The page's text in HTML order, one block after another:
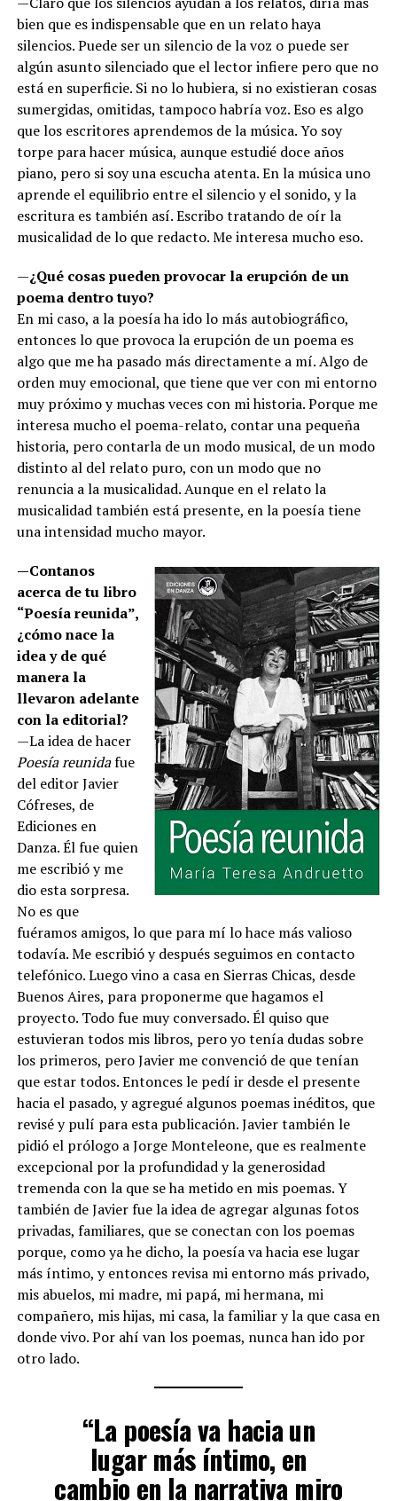
bien que es indispensable que en un relato haya
silencios. Puede ser un silencio de la voz o puede ser
algún asunto silenciado que el lector infiere pero que no
está en superficie. Si no lo hubiera, si no existieran cosas
sumergidas, omitidas, tampoco habría voz. Eso es algo
que los escritores aprendemos de la música. Yo soy
torpe para hacer música, aunque estudié doce años
piano, pero si soy una escucha atenta. En la música uno
aprende el equilibrio entre el silencio y el sonido, y la
escritura es también así. Escribo tratando de oír la
musicalidad de lo que redacto. Me interesa mucho eso.
—¿Qué cosas pueden provocar la erupción de un
poema dentro tuyo?
En mi caso, a la poesía ha ido lo más autobiográfico,
entonces lo que provoca la erupción de un poema es
algo que me ha pasado más directamente a mí. Algo de
orden muy emocional, que tiene que ver con mi entorno
muy próximo y muchas veces con mi historia. Porque me
interesa mucho el poema-relato, contar una pequeña
historia, pero contarla de un modo musical, de un modo
distinto al del relato puro, con un modo que no
renuncia a la musicalidad. Aunque en el relato la
musicalidad también está presente, en la poesía tiene
una intensidad mucho mayor.
—Contanos
acerca de tu libro
“Poesía reunida”,
¿cómo nace la
idea y de qué
manera la
llevaron adelante
con la editorial?
—La idea de hacer
Poesía reunidafue
del editor Javier
Cófreses, de
Ediciones en
Danza. Él fue quien
me escribió y me
dio esta sorpresa.
No es que
fuéramos amigos, lo que para mí lo hace más valioso
todavía. Me escribió y después seguimos en contacto
telefónico. Luego vino a casa en Sierras Chicas, desde
Buenos Aires, para proponerme que hagamos el
proyecto. Todo fue muy conversado. Él quiso que
estuvieran todos mis libros, pero yo tenía dudas sobre
los primeros, pero Javier me convenció de que tenían
que estar todos. Entonces le pedí ir desde el presente
hacia el pasado, y agregué algunos poemas inéditos, que
revisé y pulí para esta publicación. Javier también le
pidió el prólogo a Jorge Monteleone, que es realmente
excepcional por la profundidad y la generosidad
tremenda con la que se ha metido en mis poemas. Y
también de Javier fue la idea de agregar algunas fotos
privadas, familiares, que se conectan con los poemas
porque, como ya he dicho, la poesía va hacia ese lugar
más íntimo, y entonces revisa mi entorno más privado,
mis abuelos, mi madre, mi papá, mi hermana, mi
compañero, mis hijas, mi casa, la familiar y la que casa en
donde vivo. Por ahí van los poemas, nunca han ido por
otro lado.
“La poesía va hacia un
lugar más íntimo, en
cambio en la narrativa miro